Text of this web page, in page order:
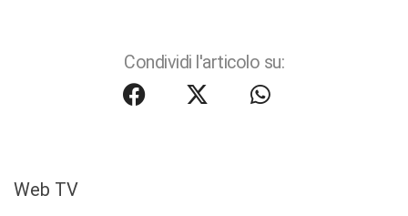
Condividi l'articolo su:
Web TV